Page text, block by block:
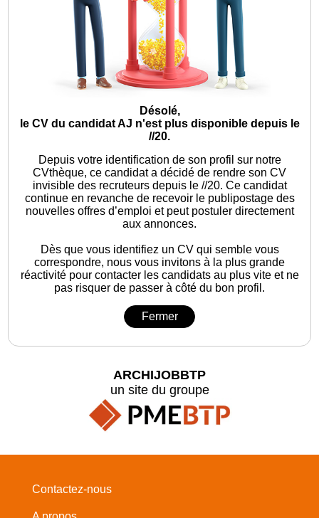
Désolé,
le CV du candidat AJ n'est plus disponible depuis le
//20.
Depuis votre identification de son profil sur notre
CVthèque, ce candidat a décidé de rendre son CV
invisible des recruteurs depuis le //20. Ce candidat
continue en revanche de recevoir le publipostage des
nouvelles offres d’emploi et peut postuler directement
aux annonces.
Dès que vous identifiez un CV qui semble vous
correspondre, nous vous invitons à la plus grande
réactivité pour contacter les candidats au plus vite et ne
pas risquer de passer à côté du bon profil.
Fermer
ARCHIJOBBTP
un site du groupe
Contactez-nous